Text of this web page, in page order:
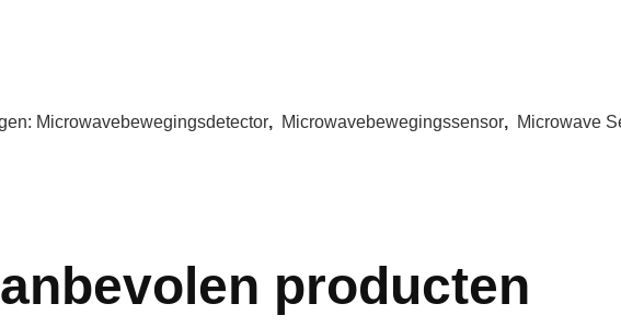
Microwavebewegingsdetector, Microwavebewegingssensor, Microwave
producten